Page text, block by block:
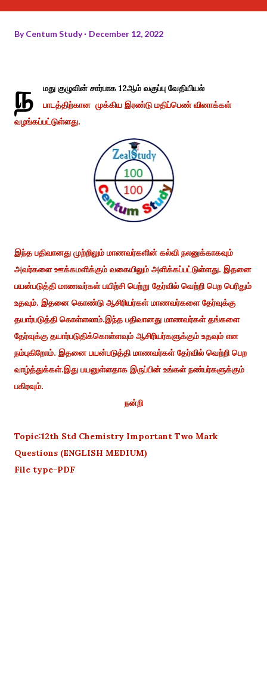
ByCentum Study December 12, 2022
ந
மது குழுவின் சார்பாக 12ஆம் வகுப்பு வேதியியல்
பாடத்திற்கான முக்கிய இரண்டு மதிப்பெண் வினாக்கள்
வழங்கப்பட்டுள்ளது.
இந்த பதிவானது முற்றிலும் மாணவர்களின் கல்வி நலனுக்காகவும்
அவர்களை ஊக்கமளிக்கும் வகையிலும் அளிக்கப்பட்டுள்ளது. இதனை
பயன்படுத்தி மாணவர்கள் பயிற்சி பெற்று தேர்வில் வெற்றி பெற பெரிதும்
உதவும். இதனை கொண்டு ஆசிரியர்கள் மாணவர்களை தேர்வுக்கு
தயார்படுத்தி கொள்ளலாம்.இந்த பதிவானது மாணவர்கள் தங்களை
தேர்வுக்கு தயார்படுதிக்கொள்ளவும் ஆசிரியர்களுக்கும் உதவும் என
நம்புகிறோம். இதனை பயன்படுத்தி மாணவர்கள் தேர்வில் வெற்றி பெற
வாழ்த்துக்கள்.இது பயனுள்ளதாக இருப்பின் உங்கள் நண்பர்களுக்கும்
பகிரவும்.
நன்றி
Topic:12th Std Chemistry Important Two Mark
Questions (ENGLISH MEDIUM)
File type-PDF